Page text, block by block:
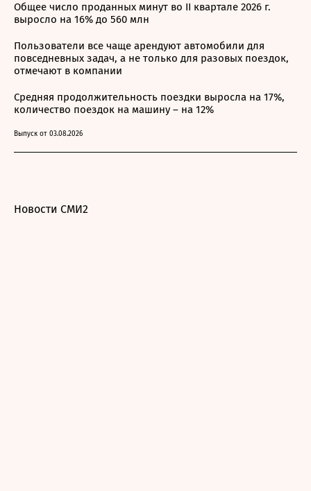
Общее число проданных минут во II квартале 2026 г.
выросло на 16% до 560 млн
Пользователи все чаще арендуют автомобили для
повседневных задач, а не только для разовых поездок,
отмечают в компании
Средняя продолжительность поездки выросла на 17%,
количество поездок на машину – на 12%
Выпуск от 03.08.2026
Новости СМИ2